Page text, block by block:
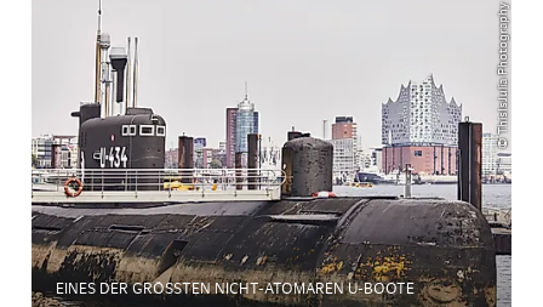
© ThisIsJulia Photography
EINES DER GRÖSSTEN NICHT-ATOMAREN U-BOOTE